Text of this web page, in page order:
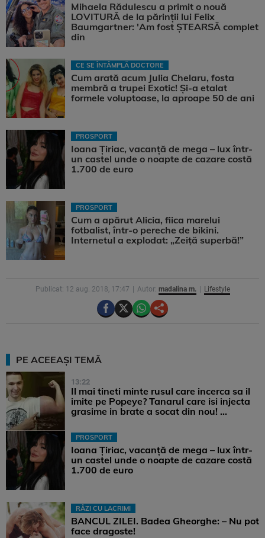
Mihaela Rădulescu a primit o nouă
LOVITURĂ de la părinții lui Felix
Baumgartner: 'Am fost ȘTEARSĂ complet
din
CE SE ÎNTÂMPLĂ DOCTORE
Cum arată acum Julia Chelaru, fosta
membră a trupei Exotic! Și-a etalat
formele voluptoase, la aproape 50 de ani
PROSPORT
Ioana Țiriac, vacanță de mega – lux într-
un castel unde o noapte de cazare costă
1.700 de euro
PROSPORT
Cum a apărut Alicia, fiica marelui
fotbalist, într-o pereche de bikini.
Internetul a explodat: „Zeiță superbă!”
Publicat: 12 aug. 2018, 17:47 Autor: madalina m. Lifestyle
PE ACEEAȘI TEMĂ
13:22
Il mai tineti minte rusul care incerca sa il
imite pe Popeye? Tanarul care isi injecta
grasime in brate a socat din nou! ...
PROSPORT
Ioana Țiriac, vacanță de mega – lux într-
un castel unde o noapte de cazare costă
1.700 de euro
RÂZI CU LACRIMI
BANCUL ZILEI. Badea Gheorghe: – Nu pot
face dragoste!